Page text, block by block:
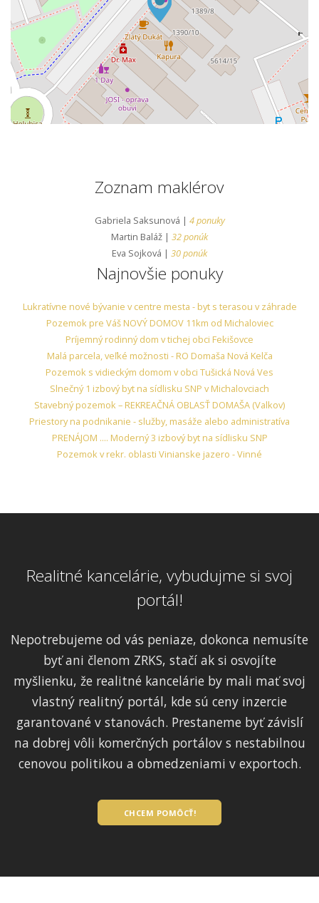
Zoznam maklérov
Gabriela Saksunová | 4 ponuky
Martin Baláž | 32 ponúk
Eva Sojková | 30 ponúk
Najnovšie ponuky
Lukratívne nové bývanie v centre mesta - byt s terasou v záhrade
Pozemok pre Váš NOVÝ DOMOV 11km od Michaloviec
Príjemný rodinný dom v tichej obci Fekišovce
Malá parcela, veľké možnosti - RO Domaša Nová Kelča
Pozemok s vidieckým domom v obci Tušická Nová Ves
Slnečný 1 izbový byt na sídlisku SNP v Michalovciach
Stavebný pozemok – REKREAČNÁ OBLASŤ DOMAŠA (Valkov)
Priestory na podnikanie - služby, masáže alebo administratíva
PRENÁJOM .... Moderný 3 izbový byt na sídlisku SNP
Pozemok v rekr. oblasti Vinianske jazero - Vinné
Realitné kancelárie, vybudujme si svoj
portál!
Nepotrebujeme od vás peniaze, dokonca nemusíte
byť ani členom ZRKS, stačí ak si osvojíte
myšlienku, že realitné kancelárie by mali mať svoj
vlastný realitný portál, kde sú ceny inzercie
garantované v stanovách. Prestaneme byť závislí
na dobrej vôli komerčných portálov s nestabilnou
cenovou politikou a obmedzeniami v exportoch.
CHCEM POMÔCŤ!